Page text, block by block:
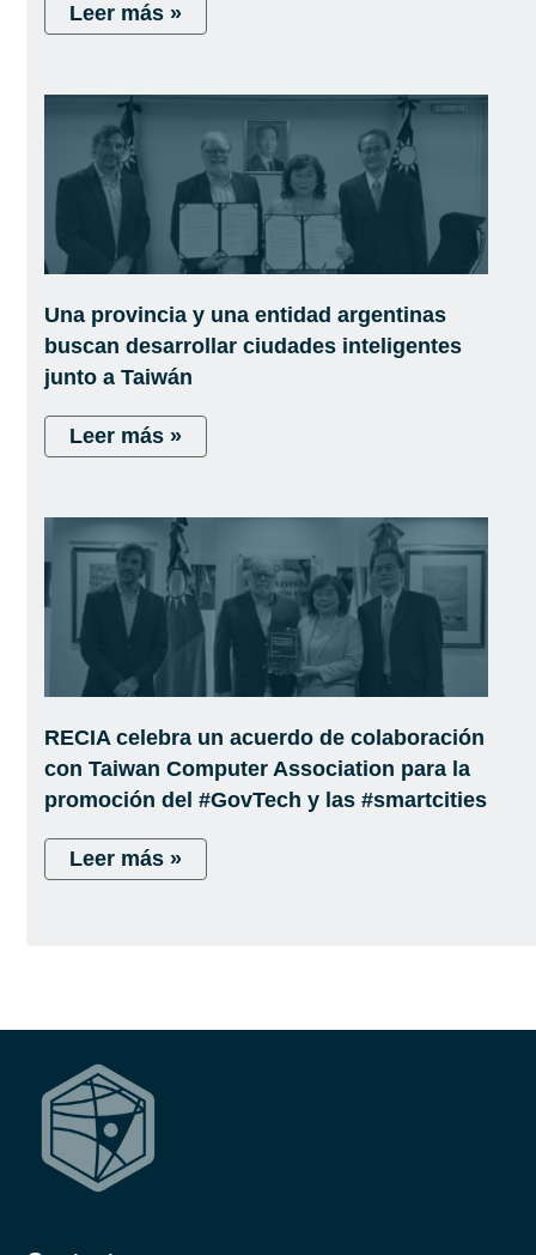
Leer más »
Una provincia y una entidad argentinas
buscan desarrollar ciudades inteligentes
junto a Taiwán
Leer más »
RECIA celebra un acuerdo de colaboración
con Taiwan Computer Association para la
promoción del #GovTech y las #smartcities
Leer más »